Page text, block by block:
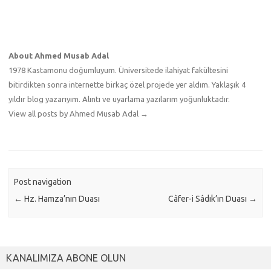
About Ahmed Musab Adal
1978 Kastamonu doğumluyum. Üniversitede ilahiyat fakültesini
bitirdikten sonra internette birkaç özel projede yer aldım. Yaklaşık 4
yıldır blog yazarıyım. Alıntı ve uyarlama yazılarım yoğunluktadır.
View all posts by Ahmed Musab Adal →
Post navigation
← Hz. Hamza’nın Duası Câfer-i Sâdık’ın Duası →
KANALIMIZA ABONE OLUN